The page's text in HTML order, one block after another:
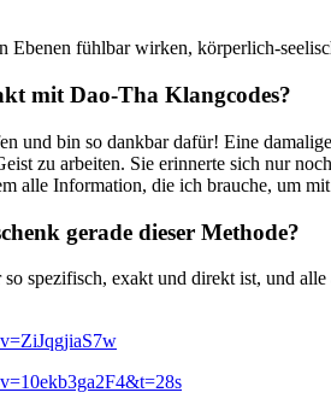
Ebenen fühlbar wirken, körperlich-
mit Dao-Tha Klangcodes?
und bin so dankbar dafür! Eine
zu arbeiten. Sie erinnerte sich nur
alle Information, die ich brauche, um
gerade dieser Methode?
spezifisch, exakt und direkt ist, und